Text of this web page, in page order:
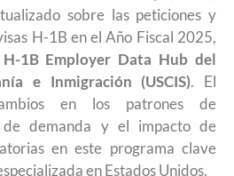
sobre las peticiones y
H-1B en el Año Fiscal 2025,
H-1B Employer Data Hub del
e Inmigración (USCIS). El
en los patrones de
de demanda y el impacto de
en este programa clave
en Estados Unidos.